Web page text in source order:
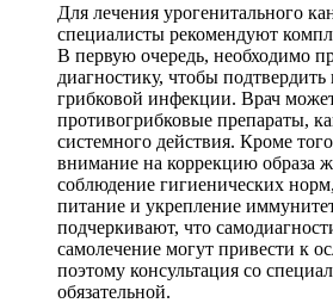
Для лечения урогенитального
специалисты рекомендуют
В первую очередь, необходимо
диагностику, чтобы подтвердить
грибковой инфекции. Врач
противогрибковые препараты,
системного действия. Кроме
внимание на коррекцию образа
соблюдение гигиенических
питание и укрепление
подчеркивают, что
самолечение могут привести к
поэтому консультация со
обязательной.